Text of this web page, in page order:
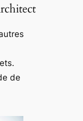
de